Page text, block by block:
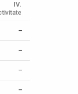
IV.
–
–
–
–